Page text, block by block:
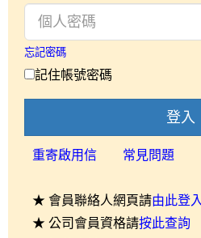
忘記密碼
記住帳號密碼
登入
重寄啟用信 常見問題
★ 會員聯絡人網頁請由此登入
★ 公司會員資格請按此查詢